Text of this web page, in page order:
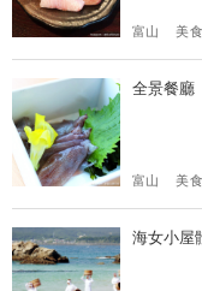
富山 美食
全景餐廳
富山 美食
海女小屋